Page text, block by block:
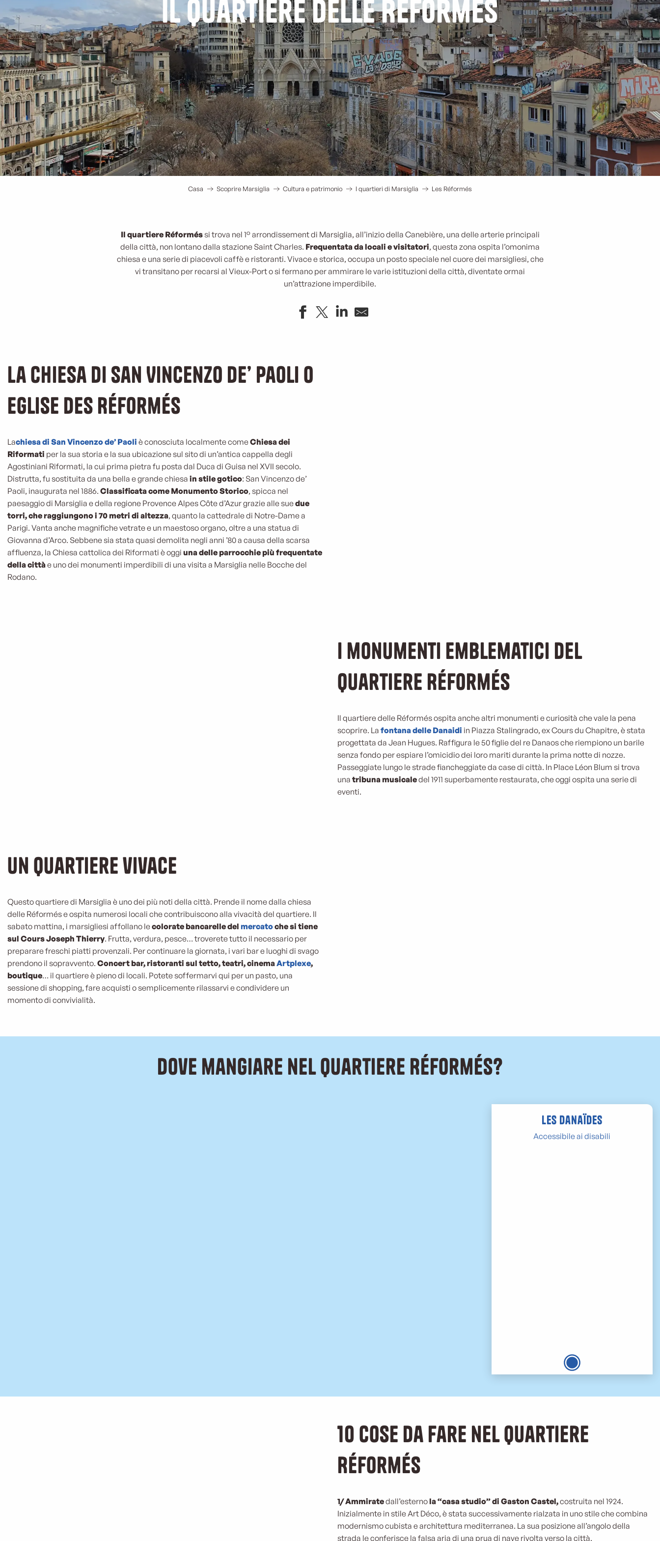
Il quartiere delle Réformés
Casa Scoprire Marsiglia Cultura e patrimonio I quartieri di Marsiglia Les Réformés
Il quartiere Réforméssi trova nel 1° arrondissement di Marsiglia, all’inizio della Canebière, una delle arterie principali
della città, non lontano dalla stazione Saint Charles. Frequentata da locali e visitatori, questa zona ospita l’omonima
chiesa e una serie di piacevoli caffè e ristoranti. Vivace e storica, occupa un posto speciale nel cuore dei marsigliesi, che
vi transitano per recarsi al Vieux-Port o si fermano per ammirare le varie istituzioni della città, diventate ormai
un’attrazione imperdibile.
La chiesa di San Vincenzo de’ Paoli o
Eglise des Réformés
Lachiesa di San Vincenzo de’ Paoli è conosciuta localmente comeChiesa dei
Riformati per la sua storia e la sua ubicazione sul sito di un’antica cappella degli
Agostiniani Riformati, la cui prima pietra fu posta dal Duca di Guisa nel XVII secolo.
Distrutta, fu sostituita da una bella e grande chiesa in stile gotico: San Vincenzo de’
Paoli, inaugurata nel 1886. Classificata come Monumento Storico, spicca nel
paesaggio di Marsiglia e della regione Provence Alpes Côte d’Azur grazie alle suedue
torri, che raggiungono i 70 metri di altezza, quanto la cattedrale di Notre-Dame a
Parigi. Vanta anche magnifiche vetrate e un maestoso organo, oltre a una statua di
Giovanna d’Arco. Sebbene sia stata quasi demolita negli anni ’80 a causa della scarsa
affluenza, la Chiesa cattolica dei Riformati è oggi una delle parrocchie più frequentate
della cittàe uno dei monumenti imperdibili di una visita a Marsiglia nelle Bocche del
Rodano.
I monumenti emblematici del
quartiere Réformés
Il quartiere delle Réformés ospita anche altri monumenti e curiosità che vale la pena
scoprire. La fontana delle Danaidi in Piazza Stalingrado, ex Cours du Chapitre, è stata
progettata da Jean Hugues. Raffigura le 50 figlie del re Danaos che riempiono un barile
senza fondo per espiare l’omicidio dei loro mariti durante la prima notte di nozze.
Passeggiate lungo le strade fiancheggiate da case di città. In Place Léon Blum si trova
una tribuna musicaledel 1911 superbamente restaurata, che oggi ospita una serie di
eventi.
Un quartiere vivace
Questo quartiere di Marsiglia è uno dei più noti della città. Prende il nome dalla chiesa
delle Réformés e ospita numerosi locali che contribuiscono alla vivacità del quartiere. Il
sabato mattina, i marsigliesi affollano lecolorate bancarelle del mercatoche si tiene
sul Cours Joseph Thierry. Frutta, verdura, pesce… troverete tutto il necessario per
preparare freschi piatti provenzali. Per continuare la giornata, i vari bar e luoghi di svago
prendono il sopravvento. Concert bar, ristoranti sul tetto, teatri, cinemaArtplexe,
boutique… il quartiere è pieno di locali. Potete soffermarvi qui per un pasto, una
sessione di shopping, fare acquisti o semplicemente rilassarvi e condividere un
momento di convivialità.
Dove mangiare nel quartiere Réformés?
Les Danaïdes
Accessibile ai disabili
10 cose da fare nel quartiere
Réformés
1/ Ammiratedall’esterno la “casa studio” di Gaston Castel,costruita nel 1924.
Inizialmente in stile Art Déco, è stata successivamente rialzata in uno stile che combina
modernismo cubista e architettura mediterranea. La sua posizione all’angolo della
strada le conferisce la falsa aria di una prua di nave rivolta verso la città.